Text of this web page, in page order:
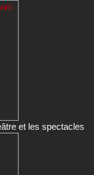
et les spectacles